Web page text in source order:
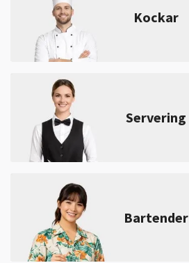
Kockar
Servering
Bartender